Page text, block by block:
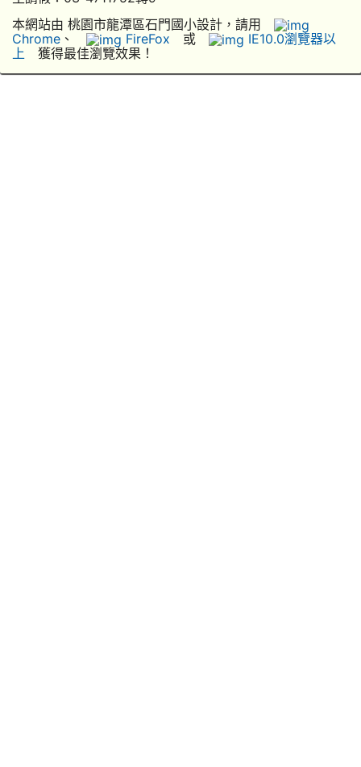
本網站由 桃園市龍潭區石門國小設計，請用
Chrome 、 FireFox 或
IE10.0瀏覽器以
上 獲得最佳瀏覽效果！